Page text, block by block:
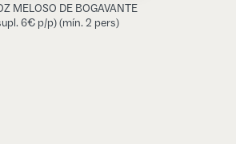
MELOSO DE BOGAVANTE
6€ p/p)(mín. 2 pers)